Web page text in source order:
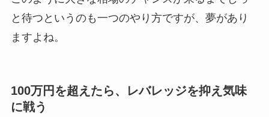
と待つというのも一つのやり方ですが、夢があり
ますよね。
100万円を超えたら、レバレッジを抑え気味
に戦う